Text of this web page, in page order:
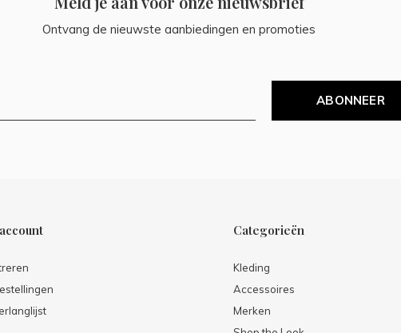
Ontvang de nieuwste aanbiedingen en promoties
ABONNEER
Categorieën
Kleding
Accessoires
Merken